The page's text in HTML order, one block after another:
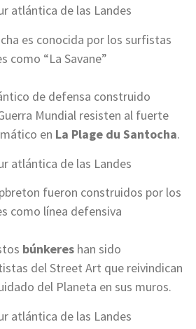
es conocida por los surfistas
como “La Savane”
de defensa construido
Mundial resisten al fuerte
en La Plage du Santocha.
fueron construidos por los
como línea defensiva
búnkeres han sido
del Street Art que reivindican
del Planeta en sus muros.